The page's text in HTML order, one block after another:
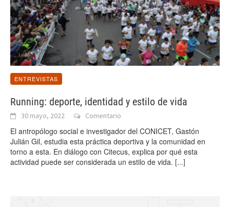
ENTREVISTAS
Running: deporte, identidad y estilo de vida
30 mayo, 2022 Comentario
El antropólogo social e investigador del CONICET, Gastón
Julián Gil, estudia esta práctica deportiva y la comunidad en
torno a esta. En diálogo con Citecus, explica por qué esta
actividad puede ser considerada un estilo de vida. [...]